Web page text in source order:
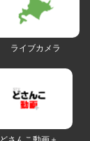
ライブカメラ